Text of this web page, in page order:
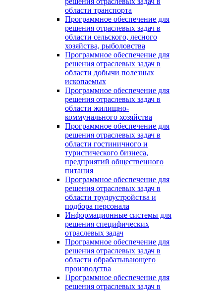
области транспорта
Программное обеспечение для
решения отраслевых задач в
области сельского, лесного
хозяйства, рыболовства
Программное обеспечение для
решения отраслевых задач в
области добычи полезных
ископаемых
Программное обеспечение для
решения отраслевых задач в
области жилищно-
коммунального хозяйства
Программное обеспечение для
решения отраслевых задач в
области гостиничного и
туристического бизнеса,
предприятий общественного
питания
Программное обеспечение для
решения отраслевых задач в
области трудоустройства и
подбора персонала
Информационные системы для
решения специфических
отраслевых задач
Программное обеспечение для
решения отраслевых задач в
области обрабатывающего
производства
Программное обеспечение для
решения отраслевых задач в